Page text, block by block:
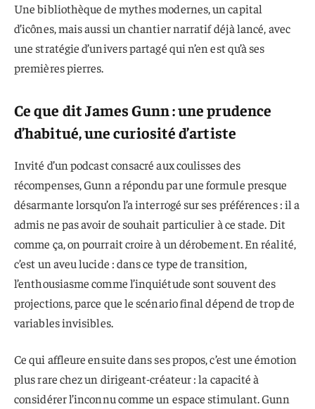
Une bibliothèque de mythes modernes, un capital
d’icônes, mais aussi un chantier narratif déjà lancé, avec
une stratégie d’univers partagé qui n’en est qu’à ses
premières pierres.
Ce que dit James Gunn : une prudence
d’habitué, une curiosité d’artiste
Invité d’un podcast consacré aux coulisses des
récompenses, Gunn a répondu par une formule presque
désarmante lorsqu’on l’a interrogé sur ses préférences : il a
admis ne pas avoir de souhait particulier à ce stade. Dit
comme ça, on pourrait croire à un dérobement. En réalité,
c’est un aveu lucide : dans ce type de transition,
l’enthousiasme comme l’inquiétude sont souvent des
projections, parce que le scénario final dépend de trop de
variables invisibles.
Ce qui affleure ensuite dans ses propos, c’est une émotion
plus rare chez un dirigeant-créateur : la capacité à
considérer l’inconnu comme un espace stimulant. Gunn